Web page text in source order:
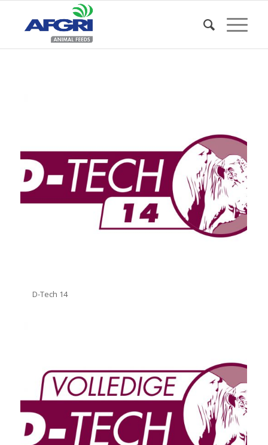
D-Tech 14